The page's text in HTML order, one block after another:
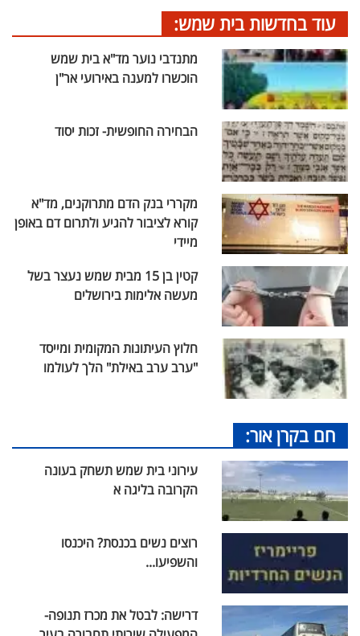
עוד בחדשות בית שמש:
מתנדבי נוער מד"א בית שמש
הוכשרו למענה באירועי אר"ן
הבחירה החופשית- זכות יסוד
מקררי בנק הדם מתרוקנים, מד"א
קורא לציבור להגיע ולתרום דם באופן
מיידי
קטין בן 15 מבית שמש נעצר בשל
מעשה אלימות בירושלים
חלוץ העיתונות המקומית ומייסד
"ערב ערב באילת" הלך לעולמו
חם בקרן אור:
עירוני בית שמש תשחק בעונה
הקרובה בליגה א
רוצים נשים בכנסת? היכנסו
והשפיעו...
דרישה: לבטל את מכרז תנופה-